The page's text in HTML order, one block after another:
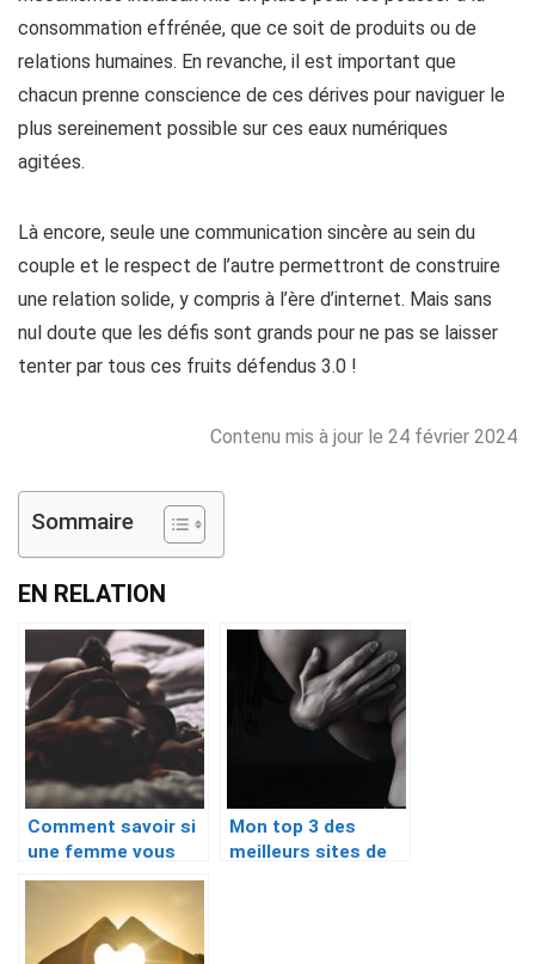
consommation effrénée, que ce soit de produits ou de
relations humaines. En revanche, il est important que
chacun prenne conscience de ces dérives pour naviguer le
plus sereinement possible sur ces eaux numériques
agitées.
Là encore, seule une communication sincère au sein du
couple et le respect de l’autre permettront de construire
une relation solide, y compris à l’ère d’internet. Mais sans
nul doute que les défis sont grands pour ne pas se laisser
tenter par tous ces fruits défendus 3.0 !
Contenu mis à jour le 24 février 2024
Sommaire
EN RELATION
Comment savoir si
une femme vous
trompe ?
Mon top 3 des
meilleurs sites de